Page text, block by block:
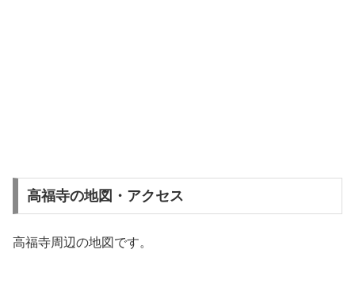
高福寺の地図・アクセス
高福寺周辺の地図です。